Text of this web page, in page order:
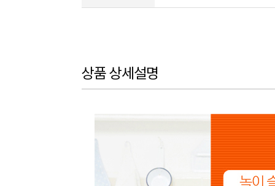
상품 상세설명